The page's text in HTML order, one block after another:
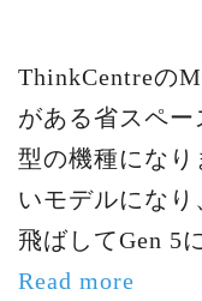
ThinkCentreの
がある省スペ
型の機種になり
いモデルになり
飛ばしてGen 5
Read more